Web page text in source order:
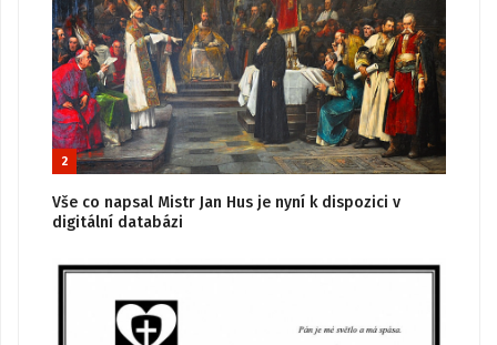
2
Vše co napsal Mistr Jan Hus je nyní k dispozici v
digitální databázi